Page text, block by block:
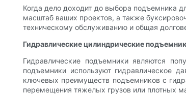
Когда дело доходит до выбора подъемника
масштаб ваших проектов, а также
техническому обслуживанию и общая
Гидравлические цилиндрические
Гидравлические подъемники являются
подъемники используют гидравлическое
ключевых преимуществ подъемников с
перемещения тяжелых грузов или плотных